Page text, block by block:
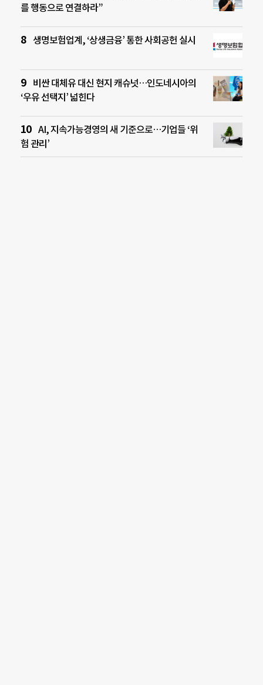
를 행동으로 연결하라”
생명보험업계, ‘상생금융’ 통한 사회공헌 실시
비싼 대체유 대신 현지 캐슈넛…인도네시아의
‘우유 선택지’ 넓힌다
AI, 지속가능경영의 새 기준으로…기업들 ‘위
험 관리’